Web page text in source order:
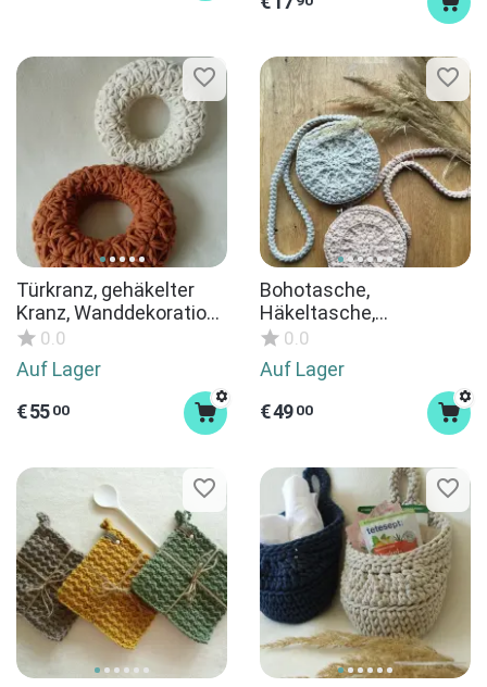
Türkranz, gehäkelter
Kranz, Wanddekoration,
Kranzbasis, Häkelkranz
zum Selbstgestalten,
Weihnachtskranz,
Adventskranz
0.0
Auf Lager
€5500
Bohotasche,
Häkeltasche,
Handtasche,
Crossbodytasche,
Umhängetasche
0.0
Auf Lager
€4900